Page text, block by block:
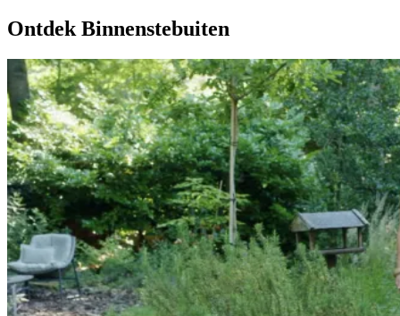
Ontdek Binnenstebuiten